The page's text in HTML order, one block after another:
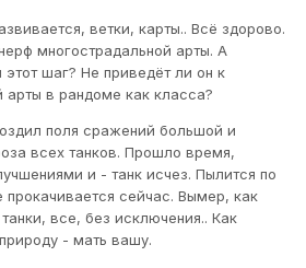
ветки, карты.. Всё здорово.
многострадальной арты. А
шаг? Не приведёт ли он к
в рандоме как класса?
поля сражений большой и
всех танков. Прошло время,
и - танк исчез. Пылится по
сейчас. Вымер, как
все, без исключения.. Как
- мать вашу.